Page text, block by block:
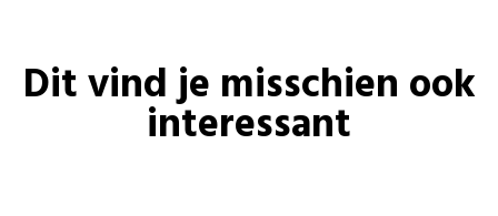
Dit vind je misschien ook
interessant